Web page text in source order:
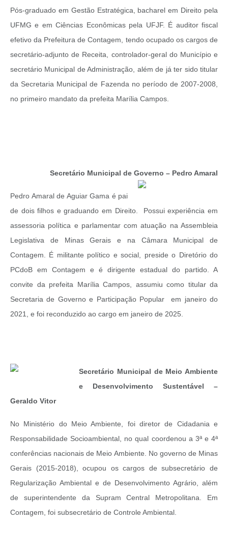
Pós-graduado em Gestão Estratégica, bacharel em Direito pela
UFMG e em Ciências Econômicas pela UFJF. É auditor fiscal
efetivo da Prefeitura de Contagem, tendo ocupado os cargos de
secretário-adjunto de Receita, controlador-geral do Município e
secretário Municipal de Administração, além de já ter sido titular
da Secretaria Municipal de Fazenda no período de 2007-2008,
no primeiro mandato da prefeita Marília Campos.
Secretário Municipal de Governo – Pedro Amaral
Pedro Amaral de Aguiar Gama é pai
de dois filhos e graduando em Direito. Possui experiência em
assessoria política e parlamentar com atuação na Assembleia
Legislativa de Minas Gerais e na Câmara Municipal de
Contagem. É militante político e social, preside o Diretório do
PCdoB em Contagem e é dirigente estadual do partido. A
convite da prefeita Marília Campos, assumiu como titular da
Secretaria de Governo e Participação Popular em janeiro do
2021, e foi reconduzido ao cargo em janeiro de 2025.
Secretário Municipal de Meio Ambiente
e Desenvolvimento Sustentável –
Geraldo Vitor
No Ministério do Meio Ambiente, foi diretor de Cidadania e
Responsabilidade Socioambiental, no qual coordenou a 3ª e 4ª
conferências nacionais de Meio Ambiente. No governo de Minas
Gerais (2015-2018), ocupou os cargos de subsecretário de
Regularização Ambiental e de Desenvolvimento Agrário, além
de superintendente da Supram Central Metropolitana. Em
Contagem, foi subsecretário de Controle Ambiental.